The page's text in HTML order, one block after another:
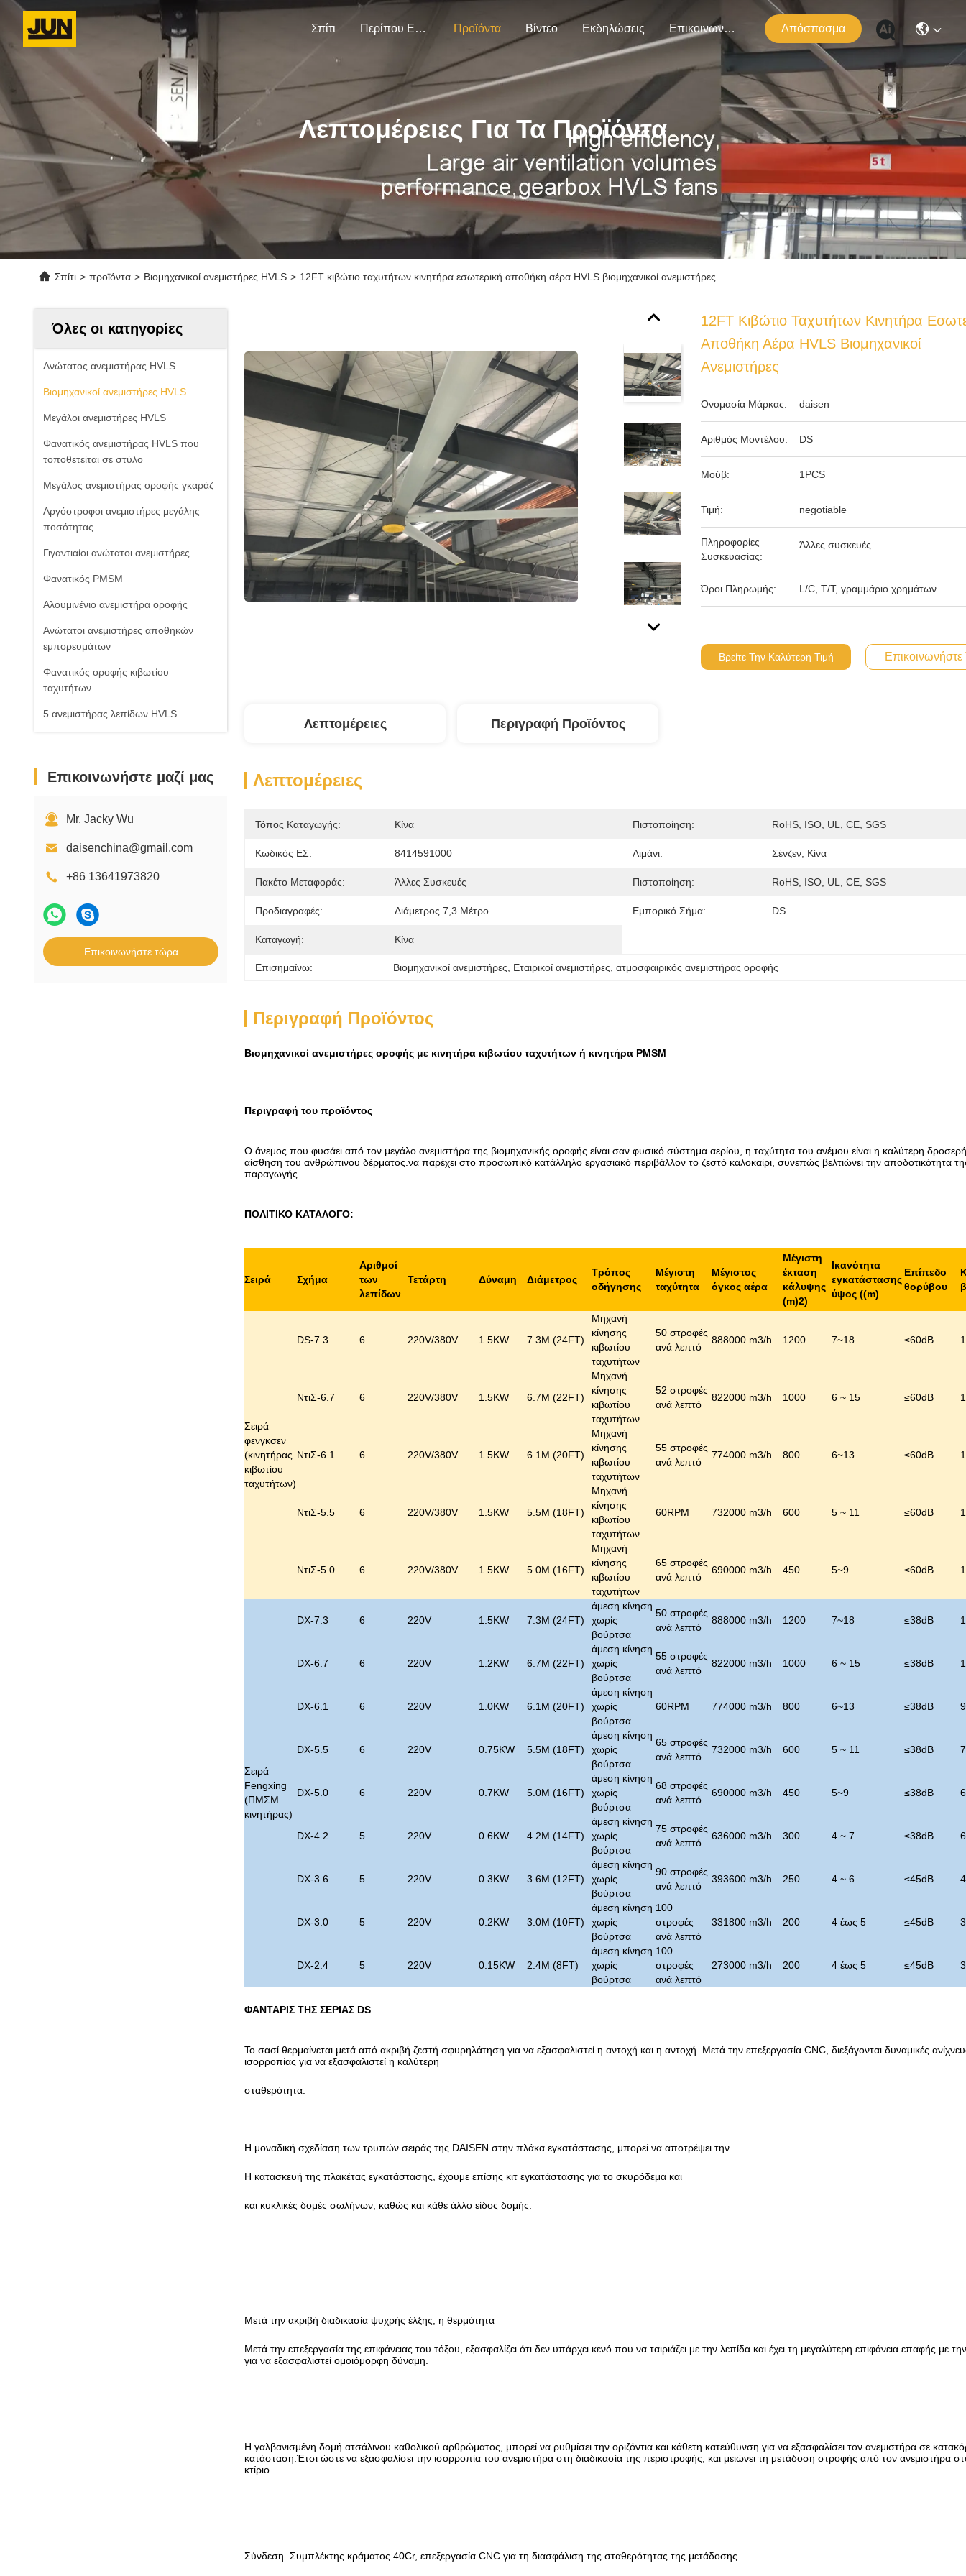
Σπίτι Περίπου Εμείς Προϊόντα Βίντεο Εκδηλώσεις Επικοινωνήστε Μαζί Μας Απόσπασμα
Λεπτομέρειες Για Τα Προϊόντα
Σπίτι > προϊόντα > Βιομηχανικοί ανεμιστήρες HVLS > 12FT κιβώτιο ταχυτήτων κινητήρα εσωτερική αποθήκη αέρα HVLS βιομηχανικοί ανεμιστήρες
Όλες οι κατηγορίες
Ανώτατος ανεμιστήρας HVLS
Βιομηχανικοί ανεμιστήρες HVLS
Μεγάλοι ανεμιστήρες HVLS
Φανατικός ανεμιστήρας HVLS που
τοποθετείται σε στύλο
Μεγάλος ανεμιστήρας οροφής γκαράζ
Αργόστροφοι ανεμιστήρες μεγάλης
ποσότητας
Γιγαντιαίοι ανώτατοι ανεμιστήρες
Φανατικός PMSM
Αλουμινένιο ανεμιστήρα οροφής
Ανώτατοι ανεμιστήρες αποθηκών
εμπορευμάτων
Φανατικός οροφής κιβωτίου
ταχυτήτων
5 ανεμιστήρας λεπίδων HVLS
Επικοινωνήστε μαζί μας
Mr. Jacky Wu
daisenchina@gmail.com
+86 13641973820
Επικοινωνήστε τώρα
12FT Κιβώτιο Ταχυτήτων Κινητήρα
Αποθήκη Αέρα HVLS Βιομηχανικοί
Ανεμιστήρες
Ονομασία Μάρκας: daisen
Αριθμός Μοντέλου: DS
Μούβ: 1PCS
Τιμή: negotiable
Πληροφορίες
Συσκευασίας:
Άλλες συσκευές
Όροι Πληρωμής: L/C, T/T, γραμμάριο χρημάτων
Βρείτε Την Καλύτερη Τιμή
Λεπτομέρειες Περιγραφή Προϊόντος
Λεπτομέρειες
Τόπος Καταγωγής: Κίνα Πιστοποίηση: RoHS, ISO, UL, CE, SGS
Κωδικός ΕΣ: 8414591000 Λιμάνι: Σένζεν, Κίνα
Πακέτο Μεταφοράς: Άλλες Συσκευές Πιστοποίηση: RoHS, ISO, UL, CE, SGS
Προδιαγραφές: Διάμετρος 7,3 Μέτρο Εμπορικό Σήμα: DS
Καταγωγή: Κίνα
Επισημαίνω: Βιομηχανικοί ανεμιστήρες Εταιρικοί ανεμιστήρες ατμοσφαιρικός ανεμιστήρας οροφής
Περιγραφή Προϊόντος
Βιομηχανικοί ανεμιστήρες οροφής με κινητήρα κιβωτίου ταχυτήτων ή κινητήρα PMSM
Περιγραφή του προϊόντος
Ο άνεμος που φυσάει από τον μεγάλο ανεμιστήρα της βιομηχανικής οροφής είναι σαν φυσικό σύστημα αερίου, η ταχύτητα του ανέμου είναι η καλύτερη δροσερή
αίσθηση του ανθρώπινου δέρματος.να παρέχει στο προσωπικό κατάλληλο εργασιακό περιβάλλον το ζεστό καλοκαίρι, συνεπώς βελτιώνει την αποδοτικότητα
παραγωγής.
ΠΟΛΙΤΙΚΟ ΚΑΤΑΛΟΓΟ:
Σειρά Σχήμα
Αριθμοί
των
λεπίδων
Τετάρτη Δύναμη Διάμετρος
Τρόπος
οδήγησης
Μέγιστη
ταχύτητα
Μέγιστος
όγκος αέρα
Μέγιστη
έκταση
κάλυψης
(m)2)
Ικανότητα
εγκατάστασης
ύψος ((m)
Επίπεδο
θορύβου
Σειρά
φενγκσεν
(κινητήρας
κιβωτίου
ταχυτήτων)
DS-7.3 6 220V/380V 1.5KW 7.3M (24FT)
Μηχανή
κίνησης
κιβωτίου
ταχυτήτων
50 στροφές
ανά λεπτό
888000 m3/h 1200 7~18 ≤60dB
ΝτιΣ-6.7 6 220V/380V 1.5KW 6.7M (22FT)
Μηχανή
κίνησης
κιβωτίου
ταχυτήτων
52 στροφές
ανά λεπτό
822000 m3/h 1000 6 ~ 15 ≤60dB
ΝτιΣ-6.1 6 220V/380V 1.5KW 6.1M (20FT)
Μηχανή
κίνησης
κιβωτίου
ταχυτήτων
55 στροφές
ανά λεπτό
774000 m3/h 800 6~13 ≤60dB
ΝτιΣ-5.5 6 220V/380V 1.5KW 5.5M (18FT)
Μηχανή
κίνησης
κιβωτίου
ταχυτήτων
60RPM 732000 m3/h 600 5 ~ 11 ≤60dB
ΝτιΣ-5.0 6 220V/380V 1.5KW 5.0M (16FT)
Μηχανή
κίνησης
κιβωτίου
ταχυτήτων
65 στροφές
ανά λεπτό
690000 m3/h 450 5~9 ≤60dB
Σειρά
Fengxing
(ΠΜΣΜ
κινητήρας)
DX-7.3 6 220V 1.5KW 7.3M (24FT)
άμεση κίνηση
χωρίς
βούρτσα
50 στροφές
ανά λεπτό
888000 m3/h 1200 7~18 ≤38dB
DX-6.7 6 220V 1.2KW 6.7M (22FT)
άμεση κίνηση
χωρίς
βούρτσα
55 στροφές
ανά λεπτό
822000 m3/h 1000 6 ~ 15 ≤38dB
DX-6.1 6 220V 1.0KW 6.1M (20FT)
άμεση κίνηση
χωρίς
βούρτσα
60RPM 774000 m3/h 800 6~13 ≤38dB
DX-5.5 6 220V 0.75KW 5.5M (18FT)
άμεση κίνηση
χωρίς
βούρτσα
65 στροφές
ανά λεπτό
732000 m3/h 600 5 ~ 11 ≤38dB
DX-5.0 6 220V 0.7KW 5.0M (16FT)
άμεση κίνηση
χωρίς
βούρτσα
68 στροφές
ανά λεπτό
690000 m3/h 450 5~9 ≤38dB
DX-4.2 5 220V 0.6KW 4.2M (14FT)
άμεση κίνηση
χωρίς
βούρτσα
75 στροφές
ανά λεπτό
636000 m3/h 300 4 ~ 7 ≤38dB
DX-3.6 5 220V 0.3KW 3.6M (12FT)
άμεση κίνηση
χωρίς
βούρτσα
90 στροφές
ανά λεπτό
393600 m3/h 250 4 ~ 6 ≤45dB
DX-3.0 5 220V 0.2KW 3.0M (10FT)
άμεση κίνηση
χωρίς
βούρτσα
100
στροφές
ανά λεπτό
331800 m3/h 200 4 έως 5 ≤45dB
DX-2.4 5 220V 0.15KW 2.4M (8FT)
άμεση κίνηση
χωρίς
βούρτσα
100
στροφές
ανά λεπτό
273000 m3/h 200 4 έως 5 ≤45dB
ΦΑΝΤΑΡΙΣ ΤΗΣ ΣΕΡΙΑΣ DS
Το σασί θερμαίνεται μετά από ακριβή ζεστή σφυρηλάτηση για να εξασφαλιστεί η αντοχή και η αντοχή. Μετά την επεξεργασία CNC, διεξάγονται δυναμικές
ισορροπίας για να εξασφαλιστεί η καλύτερη
σταθερότητα.
Η μοναδική σχεδίαση των τρυπών σειράς της DAISEN στην πλάκα εγκατάστασης, μπορεί να αποτρέψει την
Η κατασκευή της πλακέτας εγκατάστασης, έχουμε επίσης κιτ εγκατάστασης για το σκυρόδεμα και
και κυκλικές δομές σωλήνων, καθώς και κάθε άλλο είδος δομής.
Μετά την ακριβή διαδικασία ψυχρής έλξης, η θερμότητα
Μετά την επεξεργασία της επιφάνειας του τόξου, εξασφαλίζει ότι δεν υπάρχει κενό που να ταιριάζει με την λεπίδα και έχει τη μεγαλύτερη επιφάνεια επαφής με
για να εξασφαλιστεί ομοιόμορφη δύναμη.
Η γαλβανισμένη δομή ατσάλινου καθολικού αρθρώματος, μπορεί να ρυθμίσει την οριζόντια και κάθετη κατεύθυνση για να εξασφαλίσει τον ανεμιστήρα σε
κατάσταση.Έτσι ώστε να εξασφαλίσει την ισορροπία του ανεμιστήρα στη διαδικασία της περιστροφής, και μειώνει τη μετάδοση στροφής από τον ανεμιστήρα
κτίριο.
Σύνδεση. Συμπλέκτης κράματος 40Cr, επεξεργασία CNC για τη διασφάλιση της σταθερότητας της μετάδοσης